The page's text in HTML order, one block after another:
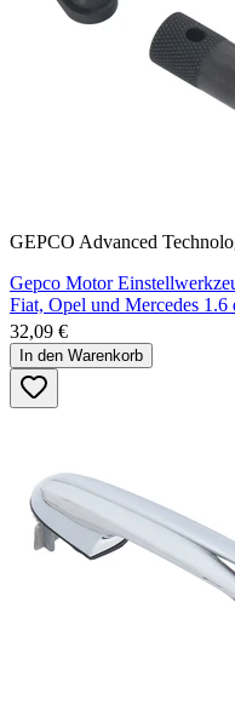
GEPCO Advanced
Gepco Motor
Fiat, Opel und Mercedes
32,09 €
In den Warenkorb